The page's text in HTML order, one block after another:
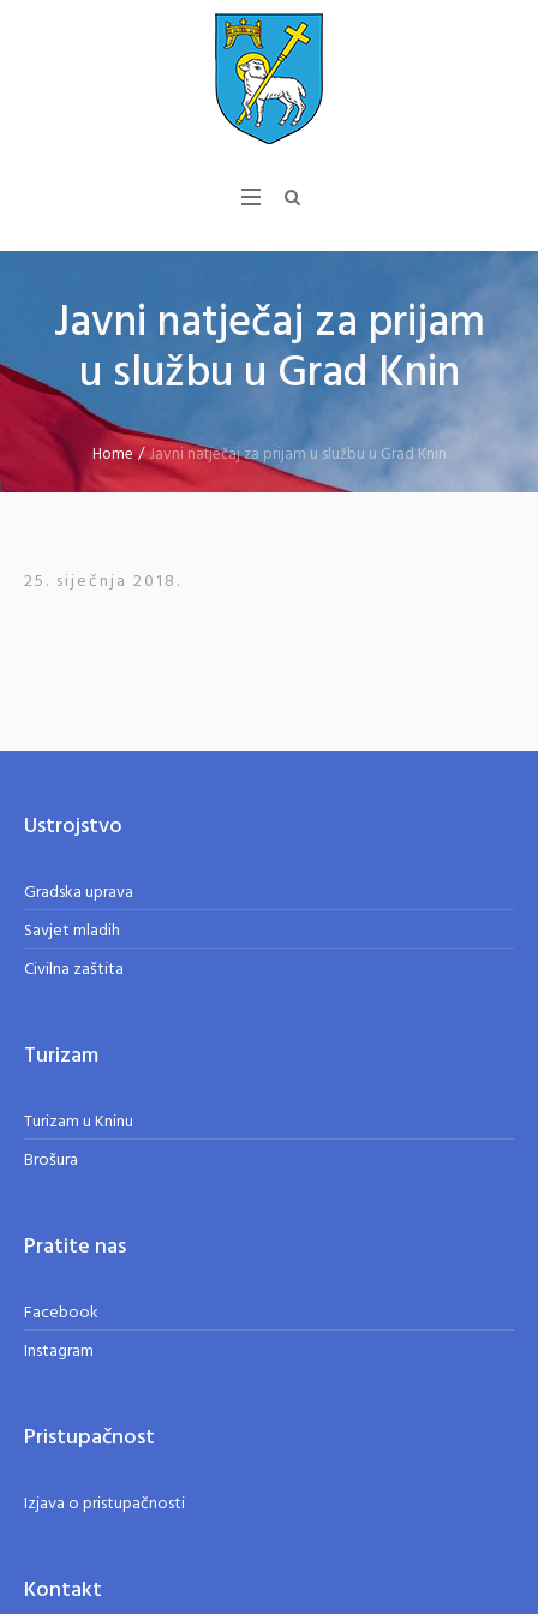
Javni natječaj za prijam
u službu u Grad Knin
Home /Javni natječaj za prijam u službu u Grad Knin
25. siječnja 2018.
Ustrojstvo
Gradska uprava
Savjet mladih
Civilna zaštita
Turizam
Turizam u Kninu
Brošura
Pratite nas
Facebook
Instagram
Pristupačnost
Izjava o pristupačnosti
Kontakt